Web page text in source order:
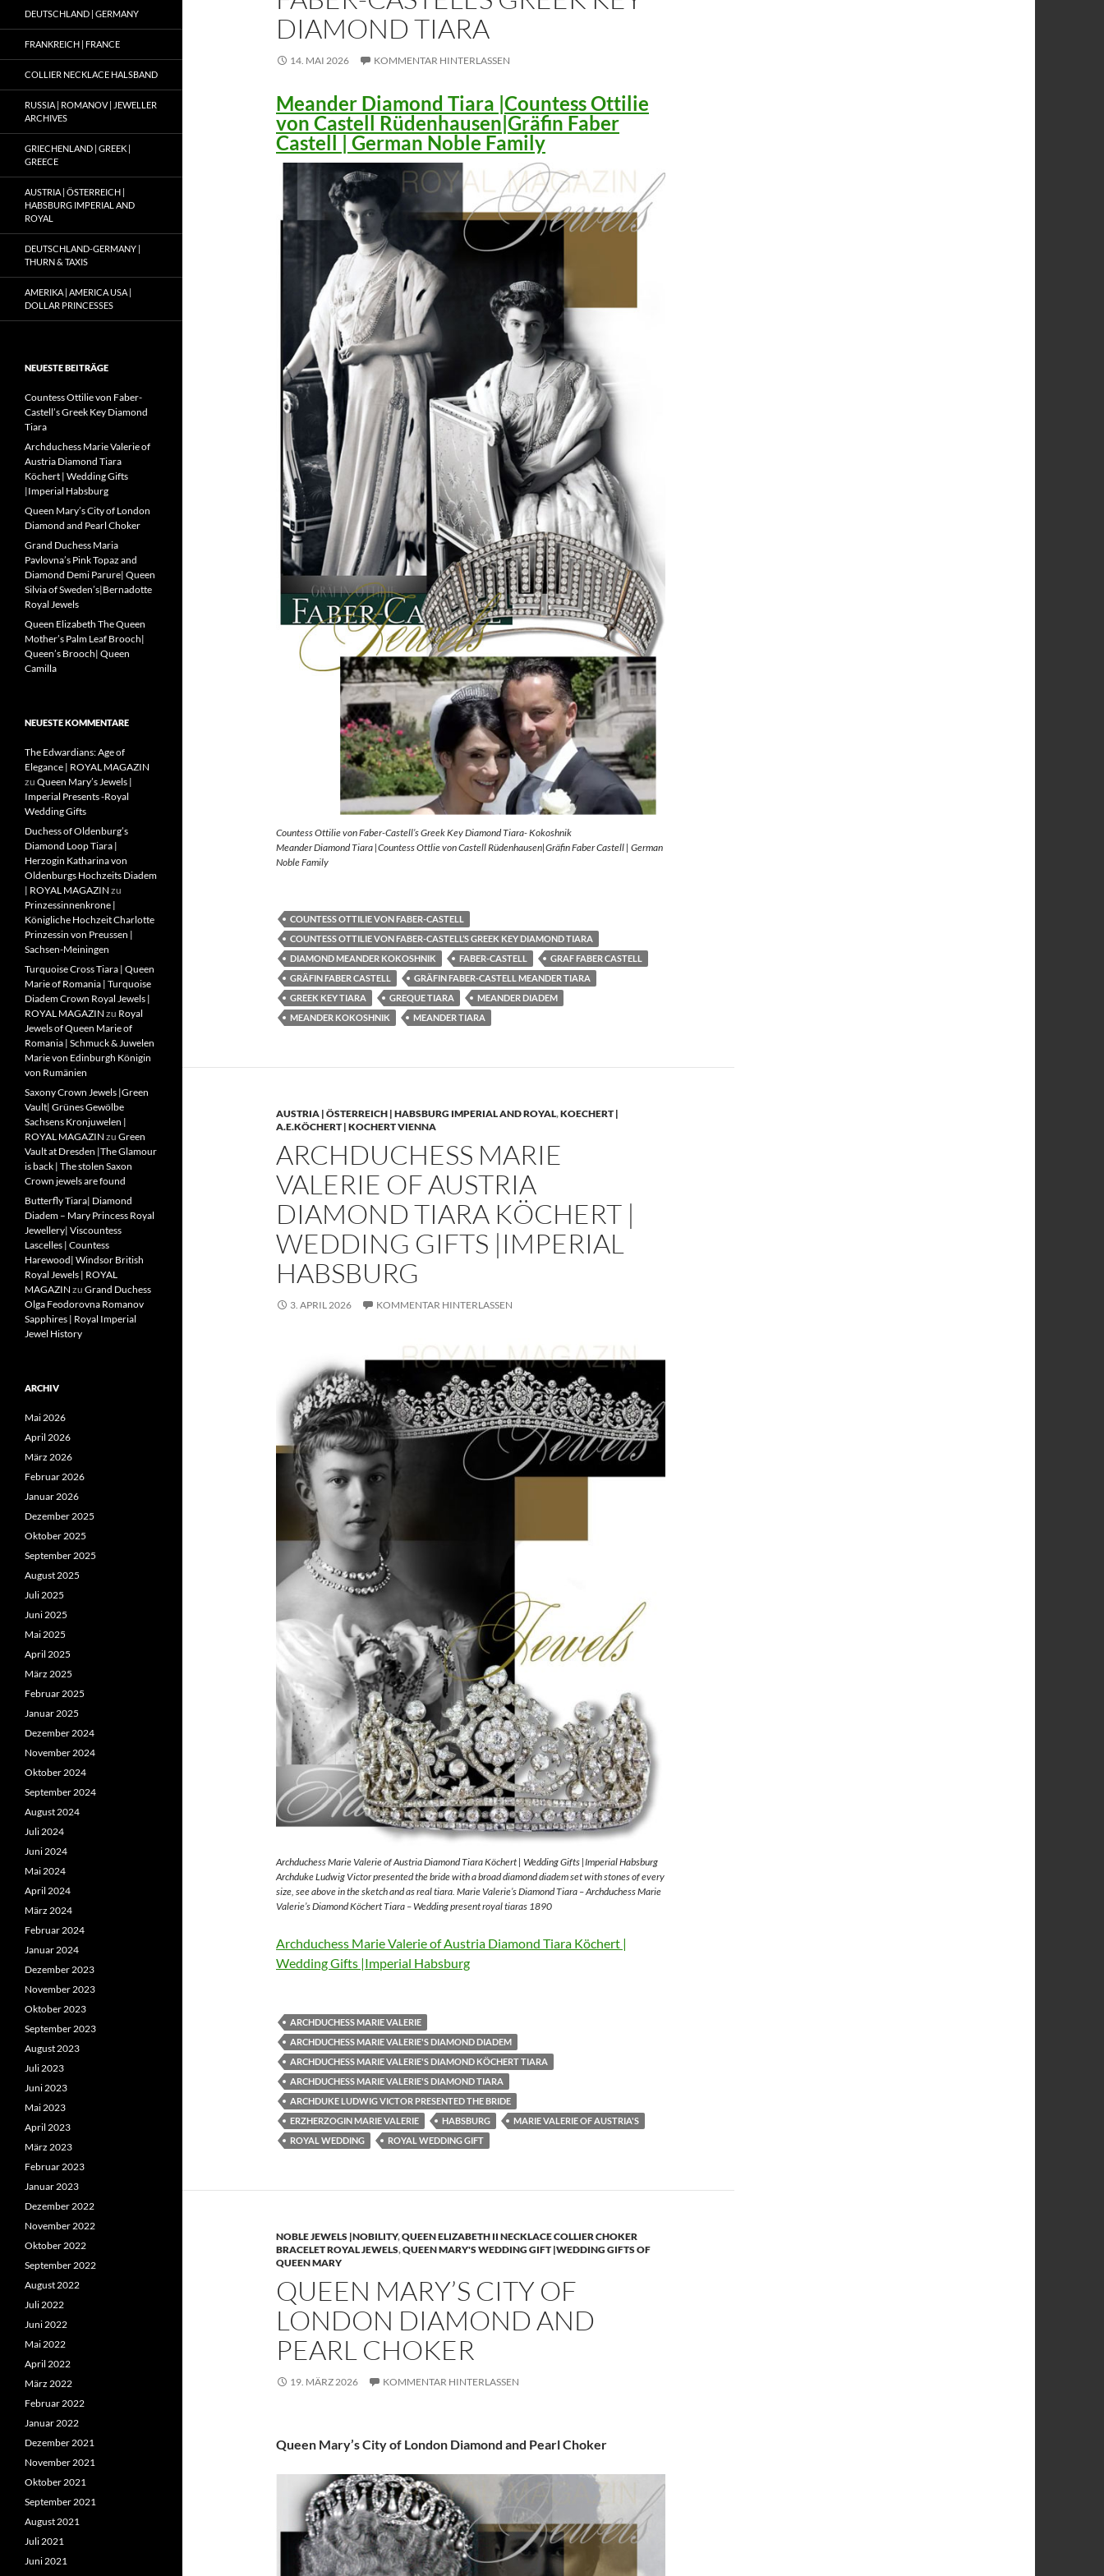
DIAMOND TIARA
14. MAI 2026 KOMMENTAR HINTERLASSEN
Meander Diamond Tiara |Countess Ottilie
von Castell Rüdenhausen|Gräfin Faber
Castell | German Noble Family
Countess Ottilie von Faber-Castell’s Greek Key Diamond Tiara- Kokoshnik
Meander Diamond Tiara |Countess Ottlie von Castell Rüdenhausen|Gräfin Faber Castell | German
Noble Family
COUNTESS OTTILIE VON FABER-CASTELL
COUNTESS OTTILIE VON FABER-CASTELL’S GREEK KEY DIAMOND TIARA
DIAMOND MEANDER KOKOSHNIK
FABER-CASTELL
GRAF FABER CASTELL
GRÄFIN FABER CASTELL
GRÄFIN FABER-CASTELL MEANDER TIARA
GREEK KEY TIARA
GREQUE TIARA
MEANDER DIADEM
MEANDER KOKOSHNIK
MEANDER TIARA
AUSTRIA | ÖSTERREICH | HABSBURG IMPERIAL AND ROYAL,KOECHERT |
A.E.KÖCHERT | KOCHERT VIENNA
ARCHDUCHESS MARIE
VALERIE OF AUSTRIA
DIAMOND TIARA KÖCHERT |
WEDDING GIFTS |IMPERIAL
HABSBURG
3. APRIL 2026 KOMMENTAR HINTERLASSEN
Archduchess Marie Valerie of Austria Diamond Tiara Köchert | Wedding Gifts |Imperial Habsburg
Archduke Ludwig Victor presented the bride with a broad diamond diadem set with stones of every
size, see above in the sketch and as real tiara. Marie Valerie’s Diamond Tiara – Archduchess Marie
Valerie’s Diamond Köchert Tiara – Wedding present royal tiaras 1890
Archduchess Marie Valerie of Austria Diamond Tiara Köchert |
Wedding Gifts |Imperial Habsburg
ARCHDUCHESS MARIE VALERIE
ARCHDUCHESS MARIE VALERIE'S DIAMOND DIADEM
ARCHDUCHESS MARIE VALERIE'S DIAMOND KÖCHERT TIARA
ARCHDUCHESS MARIE VALERIE'S DIAMOND TIARA
ARCHDUKE LUDWIG VICTOR PRESENTED THE BRIDE
ERZHERZOGIN MARIE VALERIE
HABSBURG
MARIE VALERIE OF AUSTRIA'S
ROYAL WEDDING
ROYAL WEDDING GIFT
NOBLE JEWELS |NOBILITY,QUEEN ELIZABETH II NECKLACE COLLIER CHOKER
BRACELET ROYAL JEWELS,QUEEN MARY'S WEDDING GIFT |WEDDING GIFTS OF
QUEEN MARY
QUEEN MARY’S CITY OF
LONDON DIAMOND AND
PEARL CHOKER
19. MÄRZ 2026 KOMMENTAR HINTERLASSEN
Queen Mary’s City of London Diamond and Pearl Choker
DEUTSCHLAND | GERMANY
FRANKREICH | FRANCE
COLLIER NECKLACE HALSBAND
RUSSIA | ROMANOV | JEWELLER
ARCHIVES
GRIECHENLAND | GREEK |
GREECE
AUSTRIA | ÖSTERREICH |
HABSBURG IMPERIAL AND
ROYAL
DEUTSCHLAND-GERMANY |
THURN & TAXIS
AMERIKA | AMERICA USA |
DOLLAR PRINCESSES
NEUESTE BEITRÄGE
Countess Ottilie von Faber-
Castell’s Greek Key Diamond
Tiara
Archduchess Marie Valerie of
Austria Diamond Tiara
Köchert | Wedding Gifts
|Imperial Habsburg
Queen Mary’s City of London
Diamond and Pearl Choker
Grand Duchess Maria
Pavlovna’s Pink Topaz and
Diamond Demi Parure| Queen
Silvia of Sweden’s|Bernadotte
Royal Jewels
Queen Elizabeth The Queen
Mother’s Palm Leaf Brooch|
Queen’s Brooch| Queen
Camilla
NEUESTE KOMMENTARE
The Edwardians: Age of
Elegance | ROYAL MAGAZIN
zu Queen Mary’s Jewels |
Imperial Presents -Royal
Wedding Gifts
Duchess of Oldenburg’s
Diamond Loop Tiara |
Herzogin Katharina von
Oldenburgs Hochzeits Diadem
| ROYAL MAGAZIN zu
Prinzessinnenkrone |
Königliche Hochzeit Charlotte
Prinzessin von Preussen |
Sachsen-Meiningen
Turquoise Cross Tiara | Queen
Marie of Romania | Turquoise
Diadem Crown Royal Jewels |
ROYAL MAGAZIN zu Royal
Jewels of Queen Marie of
Romania | Schmuck & Juwelen
Marie von Edinburgh Königin
von Rumänien
Saxony Crown Jewels |Green
Vault| Grünes Gewölbe
Sachsens Kronjuwelen |
ROYAL MAGAZIN zu Green
Vault at Dresden |The Glamour
is back | The stolen Saxon
Crown jewels are found
Butterfly Tiara| Diamond
Diadem – Mary Princess Royal
Jewellery| Viscountess
Lascelles | Countess
Harewood| Windsor British
Royal Jewels | ROYAL
MAGAZIN zu Grand Duchess
Olga Feodorovna Romanov
Sapphires | Royal Imperial
Jewel History
ARCHIV
Mai 2026
April 2026
März 2026
Februar 2026
Januar 2026
Dezember 2025
Oktober 2025
September 2025
August 2025
Juli 2025
Juni 2025
Mai 2025
April 2025
März 2025
Februar 2025
Januar 2025
Dezember 2024
November 2024
Oktober 2024
September 2024
August 2024
Juli 2024
Juni 2024
Mai 2024
April 2024
März 2024
Februar 2024
Januar 2024
Dezember 2023
November 2023
Oktober 2023
September 2023
August 2023
Juli 2023
Juni 2023
Mai 2023
April 2023
März 2023
Februar 2023
Januar 2023
Dezember 2022
November 2022
Oktober 2022
September 2022
August 2022
Juli 2022
Juni 2022
Mai 2022
April 2022
März 2022
Februar 2022
Januar 2022
Dezember 2021
November 2021
Oktober 2021
September 2021
August 2021
Juli 2021
Juni 2021